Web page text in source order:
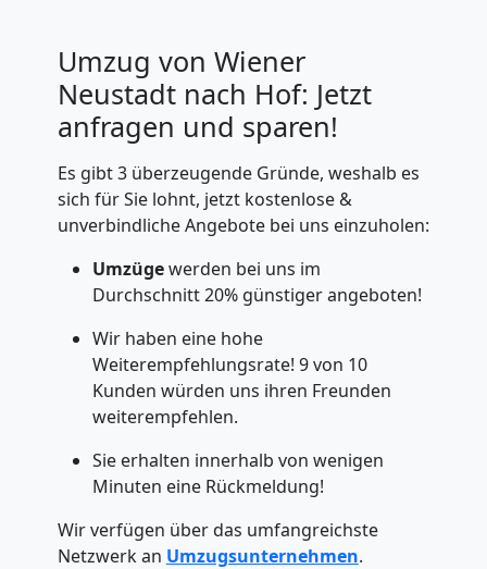
Umzug von Wiener
Neustadt nach Hof: Jetzt
anfragen und sparen!
Es gibt 3 überzeugende Gründe, weshalb es
sich für Sie lohnt, jetzt kostenlose &
unverbindliche Angebote bei uns einzuholen:
Umzügewerden bei uns im
Durchschnitt 20% günstiger angeboten!
Wir haben eine hohe
Weiterempfehlungsrate! 9 von 10
Kunden würden uns ihren Freunden
weiterempfehlen.
Sie erhalten innerhalb von wenigen
Minuten eine Rückmeldung!
Wir verfügen über das umfangreichste
Netzwerk an Umzugsunternehmen.